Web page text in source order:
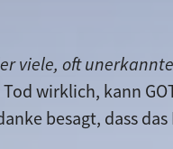
viele, oft
wirklich, kann
besagt, dass das